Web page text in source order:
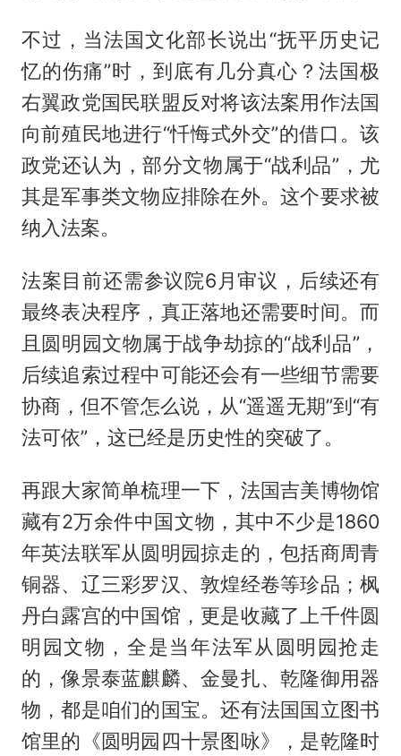
不过，当法国文化部长说出“抚平历史记
忆的伤痛”时，到底有几分真心？法国极
右翼政党国民联盟反对将该法案用作法国
向前殖民地进行“忏悔式外交”的借口。该
政党还认为，部分文物属于“战利品”，尤
其是军事类文物应排除在外。这个要求被
纳入法案。
法案目前还需参议院6月审议，后续还有
最终表决程序，真正落地还需要时间。而
且圆明园文物属于战争劫掠的“战利品”，
后续追索过程中可能还会有一些细节需要
协商，但不管怎么说，从“遥遥无期”到“有
法可依”，这已经是历史性的突破了。
再跟大家简单梳理一下，法国吉美博物馆
藏有2万余件中国文物，其中不少是1860
年英法联军从圆明园掠走的，包括商周青
铜器、辽三彩罗汉、敦煌经卷等珍品；枫
丹白露宫的中国馆，更是收藏了上千件圆
明园文物，全是当年法军从圆明园抢走
的，像景泰蓝麒麟、金曼扎、乾隆御用器
物，都是咱们的国宝。还有法国国立图书
馆里的《圆明园四十景图咏》，是乾隆时